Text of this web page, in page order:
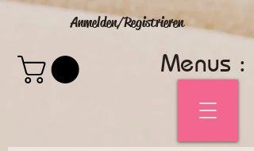
Anmelden/Registrieren
Menus :